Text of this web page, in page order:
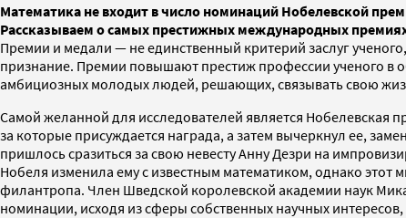
Математика не входит в число номинаций Нобелевской
Рассказываем о самых престижных международных
Премии и медали — не единственный критерий заслуг
признание. Премии повышают престиж профессии ученого в
амбициозных молодых людей, решающих, связывать свою
Самой желанной для исследователей является Нобелевская
за которые присуждается награда, а затем вычеркнул ее,
пришлось сразиться за свою невесту Анну Дезри на
Нобеля изменила ему с известным математиком, однако
филантропа. Член Шведской королевской академии наук
номинации, исходя из сферы собственных научных